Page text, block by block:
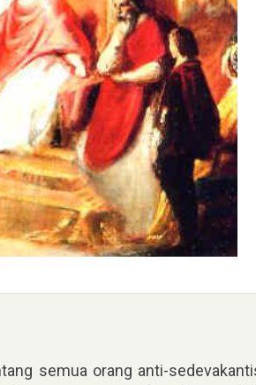
semua orang anti-